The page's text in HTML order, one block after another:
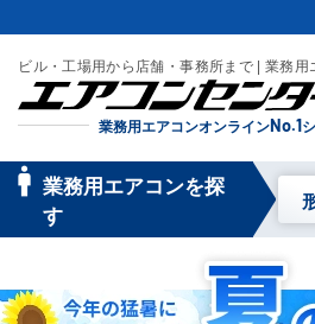
ビル・工場用から店舗・事務所まで | 業務用
業務用エアコンオンラインNo.1
業務用エアコンを探
す